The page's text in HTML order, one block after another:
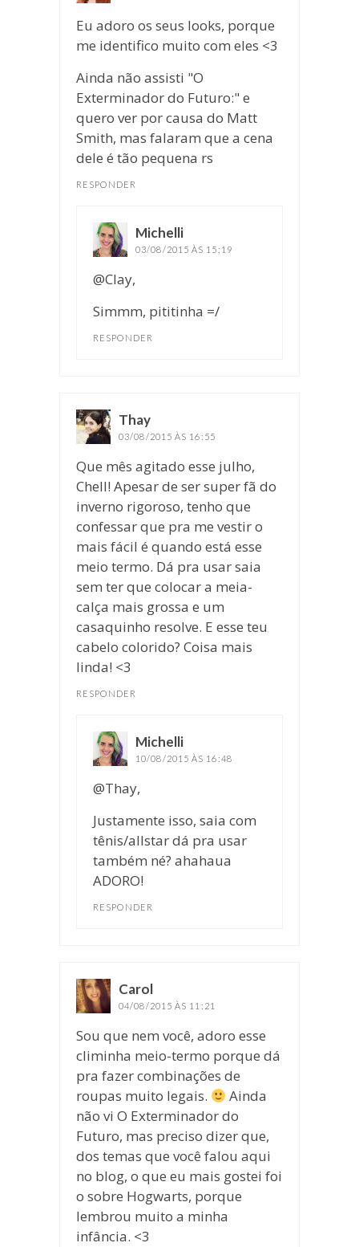
Eu adoro os seus looks, porque
me identifico muito com eles <3
Ainda não assisti "O
Exterminador do Futuro:" e
quero ver por causa do Matt
Smith, mas falaram que a cena
dele é tão pequena rs
RESPONDER
Michelli
03/08/2015 ÀS 15:19
@Clay,
Simmm, pititinha =/
RESPONDER
Thay
03/08/2015 ÀS 16:55
Que mês agitado esse julho,
Chell! Apesar de ser super fã do
inverno rigoroso, tenho que
confessar que pra me vestir o
mais fácil é quando está esse
meio termo. Dá pra usar saia
sem ter que colocar a meia-
calça mais grossa e um
casaquinho resolve. E esse teu
cabelo colorido? Coisa mais
linda! <3
RESPONDER
Michelli
10/08/2015 ÀS 16:48
@Thay,
Justamente isso, saia com
tênis/allstar dá pra usar
também né? ahahaua
ADORO!
RESPONDER
Carol
04/08/2015 ÀS 11:21
Sou que nem você, adoro esse
climinha meio-termo porque dá
pra fazer combinações de
roupas muito legais.
Ainda
não vi O Exterminador do
Futuro, mas preciso dizer que,
dos temas que você falou aqui
no blog, o que eu mais gostei foi
o sobre Hogwarts, porque
lembrou muito a minha
infância. <3